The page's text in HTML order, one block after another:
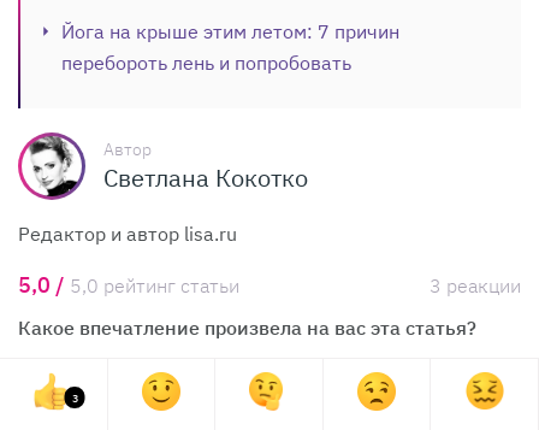
Йога на крыше этим летом: 7 причин
перебороть лень и попробовать
Автор
Светлана Кокотко
Редактор и автор lisa.ru
5,0 / 5,0 рейтинг статьи
3 реакции
Какое впечатление произвела на вас эта статья?
3